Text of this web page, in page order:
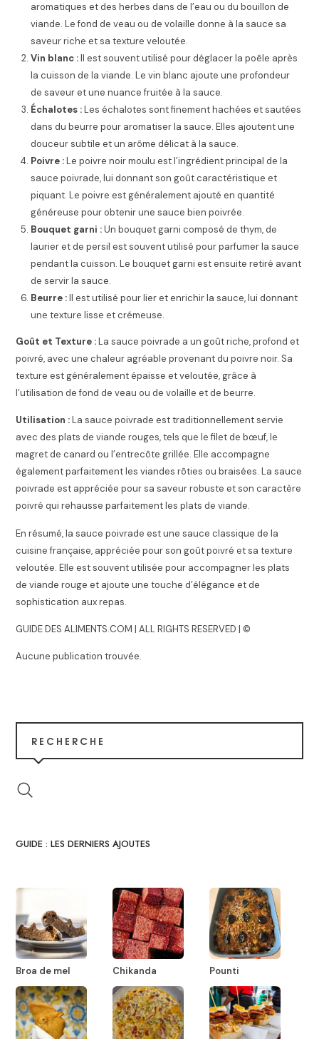
aromatiques et des herbes dans de l’eau ou du bouillon de
viande. Le fond de veau ou de volaille donne à la sauce sa
saveur riche et sa texture veloutée.
Vin blanc :Il est souvent utilisé pour déglacer la poêle après
la cuisson de la viande. Le vin blanc ajoute une profondeur
de saveur et une nuance fruitée à la sauce.
Échalotes :Les échalotes sont finement hachées et sautées
dans du beurre pour aromatiser la sauce. Elles ajoutent une
douceur subtile et un arôme délicat à la sauce.
Poivre :Le poivre noir moulu est l’ingrédient principal de la
sauce poivrade, lui donnant son goût caractéristique et
piquant. Le poivre est généralement ajouté en quantité
généreuse pour obtenir une sauce bien poivrée.
Bouquet garni :Un bouquet garni composé de thym, de
laurier et de persil est souvent utilisé pour parfumer la sauce
pendant la cuisson. Le bouquet garni est ensuite retiré avant
de servir la sauce.
Beurre :Il est utilisé pour lier et enrichir la sauce, lui donnant
une texture lisse et crémeuse.
Goût et Texture :La sauce poivrade a un goût riche, profond et
poivré, avec une chaleur agréable provenant du poivre noir. Sa
texture est généralement épaisse et veloutée, grâce à
l’utilisation de fond de veau ou de volaille et de beurre.
Utilisation :La sauce poivrade est traditionnellement servie
avec des plats de viande rouges, tels que le filet de bœuf, le
magret de canard ou l’entrecôte grillée. Elle accompagne
également parfaitement les viandes rôties ou braisées. La sauce
poivrade est appréciée pour sa saveur robuste et son caractère
poivré qui rehausse parfaitement les plats de viande.
En résumé, la sauce poivrade est une sauce classique de la
cuisine française, appréciée pour son goût poivré et sa texture
veloutée. Elle est souvent utilisée pour accompagner les plats
de viande rouge et ajoute une touche d’élégance et de
sophistication aux repas.
GUIDE DES ALIMENTS.COM | ALL RIGHTS RESERVED | ©
Aucune publication trouvée.
RECHERCHE
GUIDE : LES DERNIERS AJOUTES
Broa de mel Chikanda Pounti